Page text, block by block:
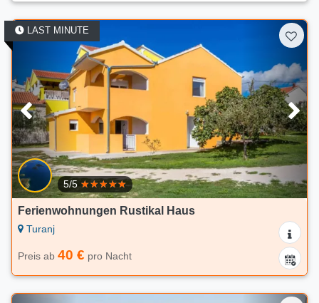
LAST MINUTE
5/5
Ferienwohnungen Rustikal Haus
Turanj
Preis ab 40 € pro Nacht